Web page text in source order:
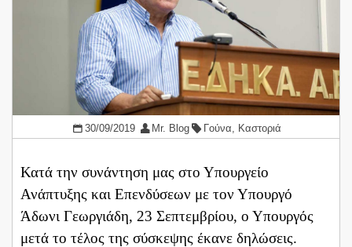
30/09/2019 Mr. Blog Γούνα Καστοριά
Κατά την συνάντηση μας στο Υπουργείο
Ανάπτυξης και Επενδύσεων με τον Υπουργό
Άδωνι Γεωργιάδη, 23 Σεπτεμβρίου, ο Υπουργός
μετά το τέλος της σύσκεψης έκανε δηλώσεις.